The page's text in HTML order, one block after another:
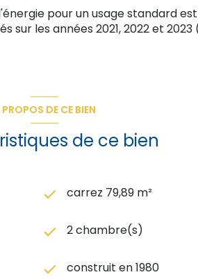
bien est exposé sont disponibles
pour un usage standard
sur les années 2021, 2022 et
DE CE BIEN
de ce bien
carrez 79,89 m²
2 chambre(s)
construit en 1980